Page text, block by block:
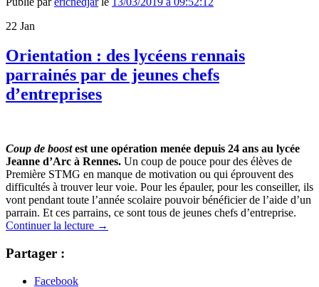
22 Jan
Orientation : des lycéens rennais
parrainés par de jeunes chefs
d’entreprises
Coup de boostest une opération menée depuis 24 ans au lycée
Jeanne d’Arc à Rennes. Un coup de pouce pour des élèves de
Première STMG en manque de motivation ou qui éprouvent des
difficultés à trouver leur voie. Pour les épauler, pour les conseiller, ils
vont pendant toute l’année scolaire pouvoir bénéficier de l’aide d’un
parrain. Et ces parrains, ce sont tous de jeunes chefs d’entreprise.
Continuer la lecture →
Partager :
Facebook